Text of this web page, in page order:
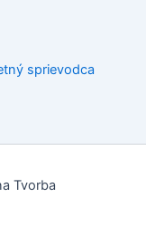
sprievodca
Tvorba